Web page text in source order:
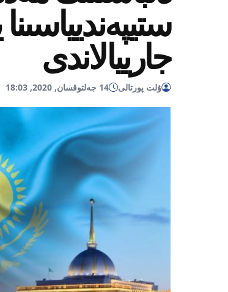
جارييالاندى
ۇلت پورتالى 14 جەلتوقسان, 2020, 18:03